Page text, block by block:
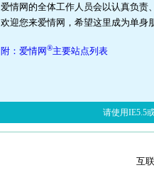
爱情网的全体工作人员会以认真负责
欢迎您来爱情网，希望这里成为单身
附：爱情网®主要站点列表
请使用IE5.5
互